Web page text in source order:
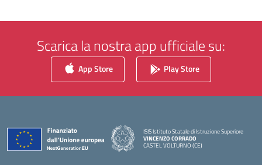
Scarica la nostra app ufficiale su:
App Store Play Store
ISIS Istituto Statale di Istruzione Superiore
VINCENZO CORRADO
CASTEL VOLTURNO (CE)